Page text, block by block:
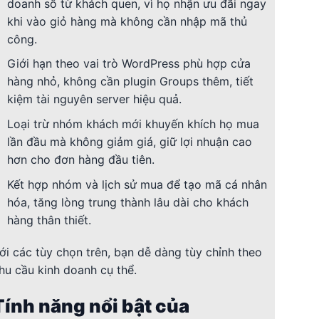
doanh số từ khách quen, vì họ nhận ưu đãi ngay
khi vào giỏ hàng mà không cần nhập mã thủ
công.
Giới hạn theo vai trò WordPress phù hợp cửa
hàng nhỏ, không cần plugin Groups thêm, tiết
kiệm tài nguyên server hiệu quả.
Loại trừ nhóm khách mới khuyến khích họ mua
lần đầu mà không giảm giá, giữ lợi nhuận cao
hơn cho đơn hàng đầu tiên.
Kết hợp nhóm và lịch sử mua để tạo mã cá nhân
hóa, tăng lòng trung thành lâu dài cho khách
hàng thân thiết.
các tùy chọn trên, bạn dễ dàng tùy chỉnh theo
cầu kinh doanh cụ thể.
năng nổi bật của